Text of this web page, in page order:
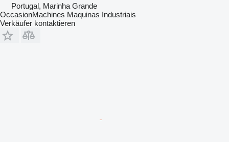
Portugal, Marinha Grande
OccasionMachines Maquinas Industriais
Verkäufer kontaktieren